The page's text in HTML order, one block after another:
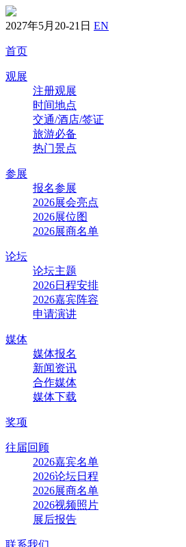
2027年5月20-21日 EN
首页
观展
注册观展
时间地点
交通/酒店/签证
旅游必备
热门景点
参展
报名参展
2026展会亮点
2026展位图
2026展商名单
论坛
论坛主题
2026日程安排
2026嘉宾阵容
申请演讲
媒体
媒体报名
新闻资讯
合作媒体
媒体下载
奖项
往届回顾
2026嘉宾名单
2026论坛日程
2026展商名单
2026视频照片
展后报告
联系我们